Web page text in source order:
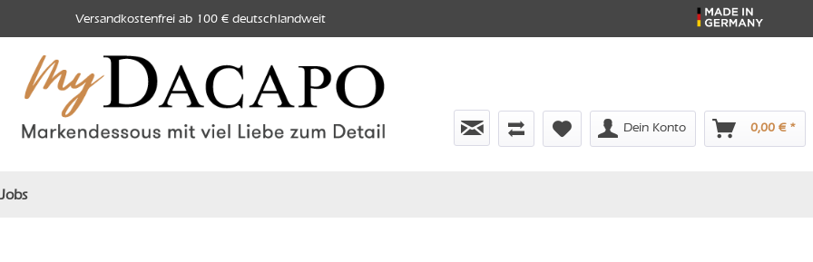
Versandkostenfrei ab 100 € deutschlandweit
Dein Konto 0,00 € *
Jobs